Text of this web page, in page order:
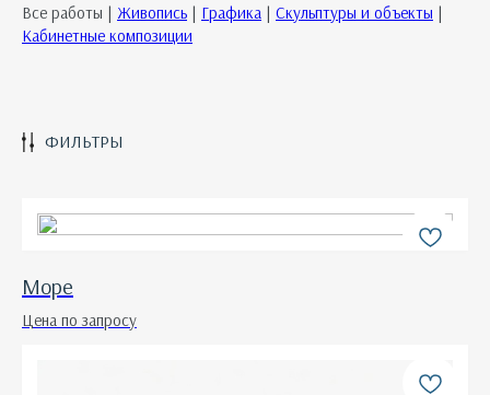
Все работы | Живопись | Графика | Скульптуры и объекты |
Кабинетные композиции
ФИЛЬТРЫ
Море
Цена по запросу